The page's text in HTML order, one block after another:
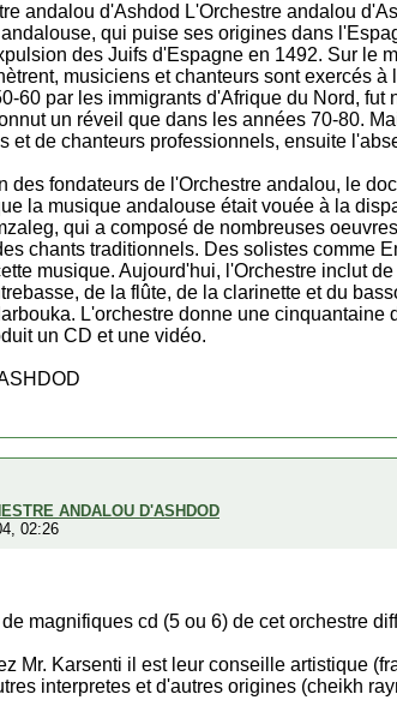
andalou d'Ashdod L'Orchestre andalou
qui puise ses origines dans
des Juifs d'Espagne en 1492. Sur le
musiciens et chanteurs sont exercés
60 par les immigrants d'Afrique du Nord,
un réveil que dans les années 70-80.
et de chanteurs professionnels, ensuite
des fondateurs de l'Orchestre andalou, le
la musique andalouse était vouée à la
qui a composé de nombreuses
chants traditionnels. Des solistes comme
musique. Aujourd'hui, l'Orchestre inclut
de la flûte, de la clarinette et du
L'orchestre donne une
un CD et une vidéo.
ANDALOU D'ASHDOD
02:26
de magnifiques cd (5 ou 6) de cet orchestre
Mr. Karsenti il est leur conseille artistique
interpretes et d'autres origines (cheikh